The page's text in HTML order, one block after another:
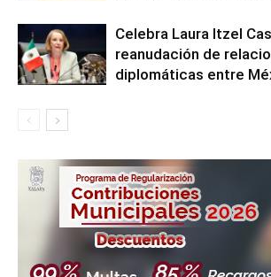
Celebra Laura Itzel
reanudación de
diplomáticas entre